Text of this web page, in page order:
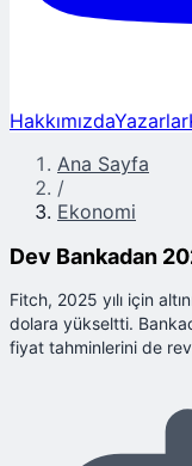
HakkımızdaYazarlar
Ana Sayfa
/
Ekonomi
Dev Bankadan
Fitch, 2025 yılı için
dolara yükseltti.
fiyat tahminlerini de